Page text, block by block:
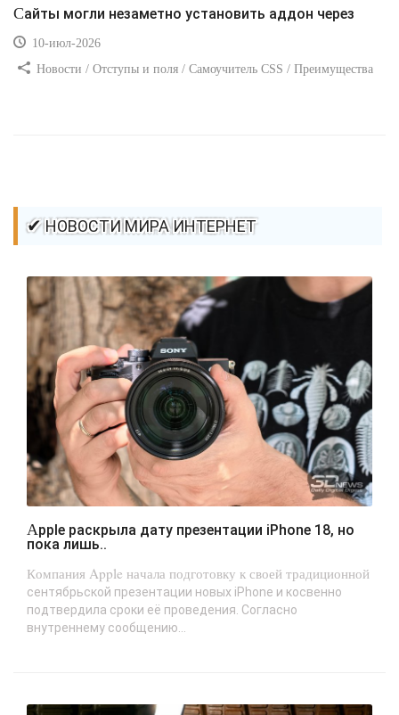
Сайты могли незаметно установить аддон через
10-июл-2026
Новости / Отступы и поля / Самоучитель CSS / Преимущества
✔ НОВОСТИ МИРА ИНТЕРНЕТ
Apple раскрыла дату презентации iPhone 18, но
пока лишь..
Компания Apple начала подготовку к своей традиционной
сентябрьской презентации новых iPhone и косвенно
подтвердила сроки её проведения. Согласно
внутреннему сообщению...